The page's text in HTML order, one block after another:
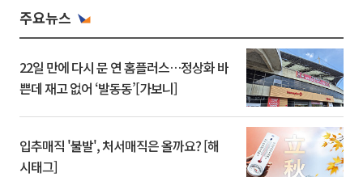
주요뉴스
22일 만에 다시 문 연 홈플러스…정상화 바
쁜데 재고 없어 ‘발동동’[가보니]
입추매직 '불발', 처서매직은 올까요? [해
시태그]